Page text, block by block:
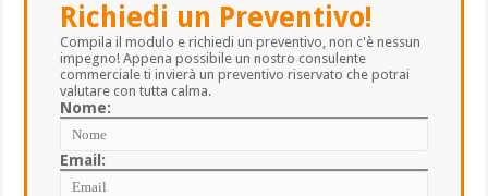
Richiedi un Preventivo!
Compila il modulo e richiedi un preventivo, non c'è nessun
impegno! Appena possibile un nostro consulente
commerciale ti invierà un preventivo riservato che potrai
valutare con tutta calma.
Nome:
Email: